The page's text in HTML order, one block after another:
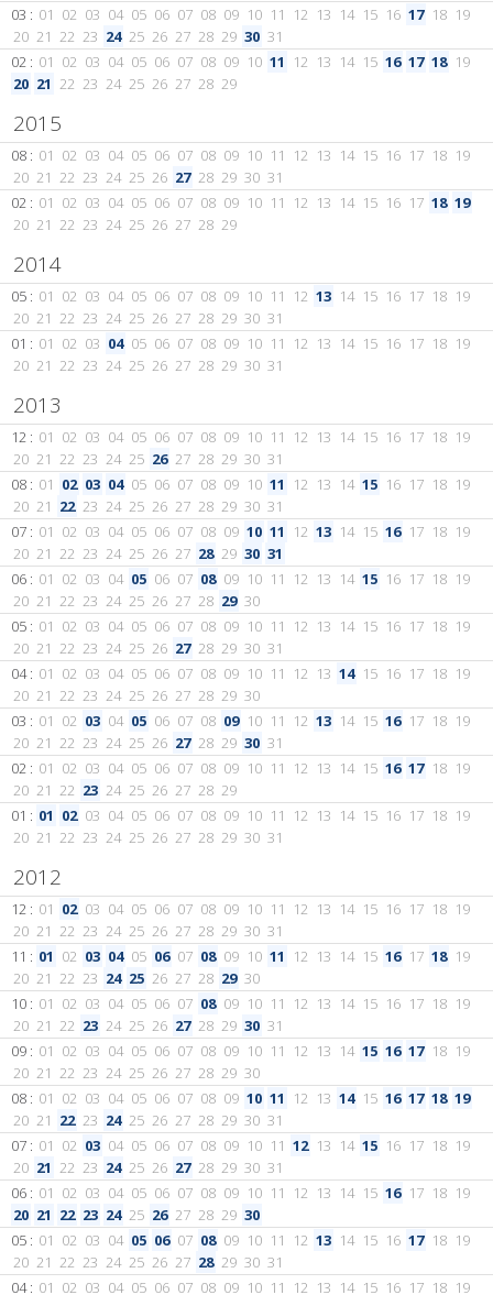
03 : 01 02 03 04 05 06 07 08 09 10 11 12 13 14 15 16 17 18 19
20 21 22 23 24 25 26 27 28 29 30 31
02 : 01 02 03 04 05 06 07 08 09 10 11 12 13 14 15 16 17 18 19
20 21 22 23 24 25 26 27 28 29
2015
08 : 01 02 03 04 05 06 07 08 09 10 11 12 13 14 15 16 17 18 19
20 21 22 23 24 25 26 27 28 29 30 31
02 : 01 02 03 04 05 06 07 08 09 10 11 12 13 14 15 16 17 18 19
20 21 22 23 24 25 26 27 28 29
2014
05 : 01 02 03 04 05 06 07 08 09 10 11 12 13 14 15 16 17 18 19
20 21 22 23 24 25 26 27 28 29 30 31
01 : 01 02 03 04 05 06 07 08 09 10 11 12 13 14 15 16 17 18 19
20 21 22 23 24 25 26 27 28 29 30 31
2013
12 : 01 02 03 04 05 06 07 08 09 10 11 12 13 14 15 16 17 18 19
20 21 22 23 24 25 26 27 28 29 30 31
08 : 01 02 03 04 05 06 07 08 09 10 11 12 13 14 15 16 17 18 19
20 21 22 23 24 25 26 27 28 29 30 31
07 : 01 02 03 04 05 06 07 08 09 10 11 12 13 14 15 16 17 18 19
20 21 22 23 24 25 26 27 28 29 30 31
06 : 01 02 03 04 05 06 07 08 09 10 11 12 13 14 15 16 17 18 19
20 21 22 23 24 25 26 27 28 29 30
05 : 01 02 03 04 05 06 07 08 09 10 11 12 13 14 15 16 17 18 19
20 21 22 23 24 25 26 27 28 29 30 31
04 : 01 02 03 04 05 06 07 08 09 10 11 12 13 14 15 16 17 18 19
20 21 22 23 24 25 26 27 28 29 30
03 : 01 02 03 04 05 06 07 08 09 10 11 12 13 14 15 16 17 18 19
20 21 22 23 24 25 26 27 28 29 30 31
02 : 01 02 03 04 05 06 07 08 09 10 11 12 13 14 15 16 17 18 19
20 21 22 23 24 25 26 27 28 29
01 : 01 02 03 04 05 06 07 08 09 10 11 12 13 14 15 16 17 18 19
20 21 22 23 24 25 26 27 28 29 30 31
2012
12 : 01 02 03 04 05 06 07 08 09 10 11 12 13 14 15 16 17 18 19
20 21 22 23 24 25 26 27 28 29 30 31
11 : 01 02 03 04 05 06 07 08 09 10 11 12 13 14 15 16 17 18 19
20 21 22 23 24 25 26 27 28 29 30
10 : 01 02 03 04 05 06 07 08 09 10 11 12 13 14 15 16 17 18 19
20 21 22 23 24 25 26 27 28 29 30 31
09 : 01 02 03 04 05 06 07 08 09 10 11 12 13 14 15 16 17 18 19
20 21 22 23 24 25 26 27 28 29 30
08 : 01 02 03 04 05 06 07 08 09 10 11 12 13 14 15 16 17 18 19
20 21 22 23 24 25 26 27 28 29 30 31
07 : 01 02 03 04 05 06 07 08 09 10 11 12 13 14 15 16 17 18 19
20 21 22 23 24 25 26 27 28 29 30 31
06 : 01 02 03 04 05 06 07 08 09 10 11 12 13 14 15 16 17 18 19
20 21 22 23 24 25 26 27 28 29 30
05 : 01 02 03 04 05 06 07 08 09 10 11 12 13 14 15 16 17 18 19
20 21 22 23 24 25 26 27 28 29 30 31
04 : 01 02 03 04 05 06 07 08 09 10 11 12 13 14 15 16 17 18 19